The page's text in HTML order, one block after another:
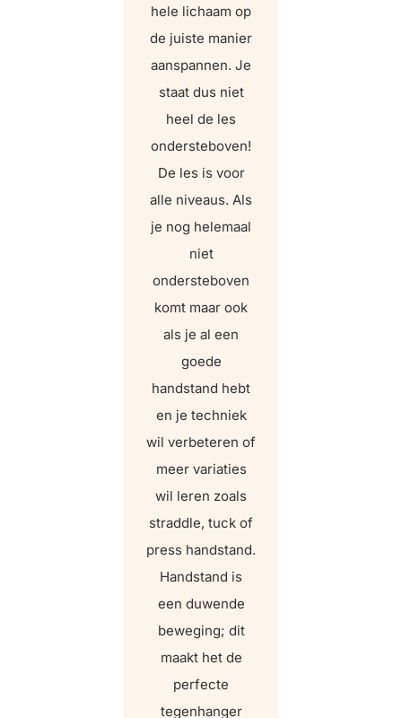
hele lichaam op
de juiste manier
aanspannen. Je
staat dus niet
heel de les
ondersteboven!
De les is voor
alle niveaus. Als
je nog helemaal
niet
ondersteboven
komt maar ook
als je al een
goede
handstand hebt
en je techniek
wil verbeteren of
meer variaties
wil leren zoals
straddle, tuck of
press handstand.
Handstand is
een duwende
beweging; dit
maakt het de
perfecte
tegenhanger